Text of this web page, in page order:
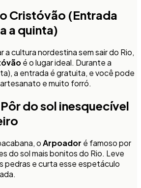
Cristóvão (Entrada
a quinta)
a cultura nordestina sem sair do Rio,
é o lugar ideal. Durante a
a entrada é gratuita, e você pode
e muito forró.
do sol inesquecível
oArpoador é famoso por
do sol mais bonitos do Rio. Leve
pedras e curta esse espetáculo